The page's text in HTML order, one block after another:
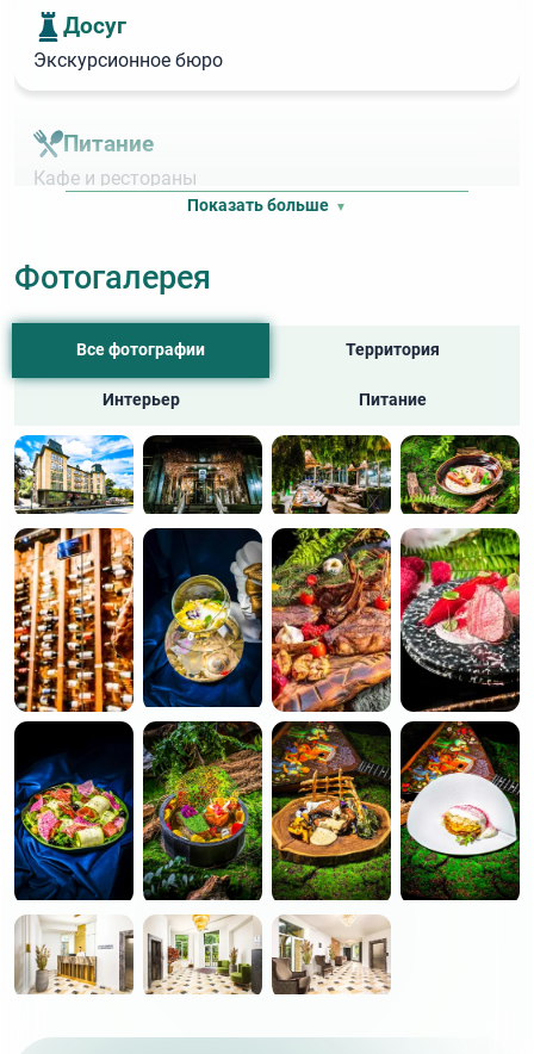
Досуг
Экскурсионное бюро
Питание
Кафе и рестораны
Ресторан
Показать больше
Фотогалерея
Все фотографии Территория
Интерьер Питание